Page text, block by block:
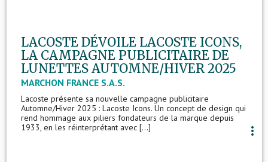
LACOSTE DÉVOILE LACOSTE ICONS,
LA CAMPAGNE PUBLICITAIRE DE
LUNETTES AUTOMNE/HIVER 2025
MARCHON FRANCE S.A.S.
Lacoste présente sa nouvelle campagne publicitaire
Automne/Hiver 2025 : Lacoste Icons. Un concept de design qui
rend hommage aux piliers fondateurs de la marque depuis
1933, en les réinterprétant avec [...]
more_vert